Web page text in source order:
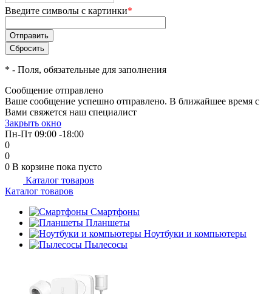
Введите символы с картинки*
* - Поля, обязательные для заполнения
Сообщение отправлено
Ваше сообщение успешно отправлено. В ближайшее время с
Вами свяжется наш специалист
Закрыть окно
Пн-Пт 09:00 -18:00
0
0
0 В корзине пока пусто
Каталог товаров
Каталог товаров
Смартфоны
Планшеты
Ноутбуки и компьютеры
Пылесосы
Оставшиеся75% будут
списыватьсяс вашей карты
по
Подробнее
об оплате Плайтом
недели
plait.ru